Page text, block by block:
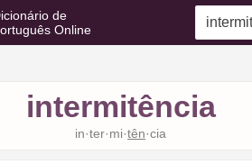
de
Online
intermitência
in·ter·mi·tên·cia